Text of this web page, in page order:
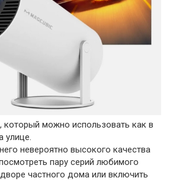
который можно использовать как в
улице.
невероятно высокого качества
пару серий любимого
частного дома или включить